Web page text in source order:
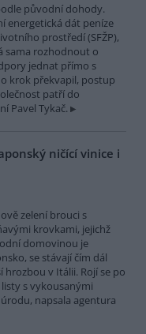
původní dohody.
energetická dát peníze
prostředí (SFŽP),
sama rozhodnout o
jednat přímo s
krok překvapil, postup
patří do
Pavel Tykač.
ničící vinice i
zelení brouci s
krovkami, jejichž
domovinou je
se stávají čím dál
hrozbou v Itálii. Rojí se po
listy s vykousanými
napsala agentura